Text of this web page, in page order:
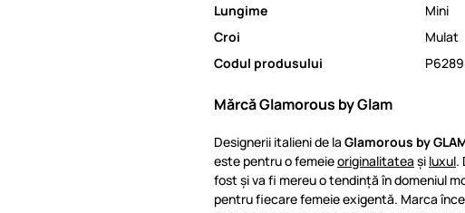
Lungime
Mini
Croi
Mulat
Codul produsului
Mărcă Glamorous by Glam
Designerii italieni de la Glamorous by
este pentru o femeieoriginalitatea și luxul.
fost și va fi mereu o tendință în domeniul
pentru fiecare femeie exigentă. Marca